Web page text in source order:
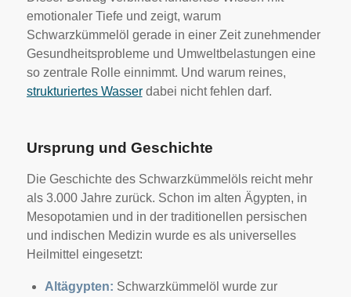
emotionaler Tiefe und zeigt, warum
Schwarzkümmelöl gerade in einer Zeit zunehmender
Gesundheitsprobleme und Umweltbelastungen eine
so zentrale Rolle einnimmt. Und warum reines,
strukturiertes Wasserdabei nicht fehlen darf.
Ursprung und Geschichte
Die Geschichte des Schwarzkümmelöls reicht mehr
als 3.000 Jahre zurück. Schon im alten Ägypten, in
Mesopotamien und in der traditionellen persischen
und indischen Medizin wurde es als universelles
Heilmittel eingesetzt:
Altägypten: Schwarzkümmelöl wurde zur